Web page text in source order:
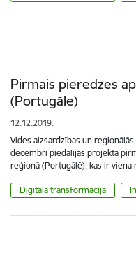
Pirmais pieredzes
(Portugāle)
12.12.2019.
Vides aizsardzības un
decembrī piedalījās projekta
reģionā (Portugālē), kas ir viena
Digitālā transformācija